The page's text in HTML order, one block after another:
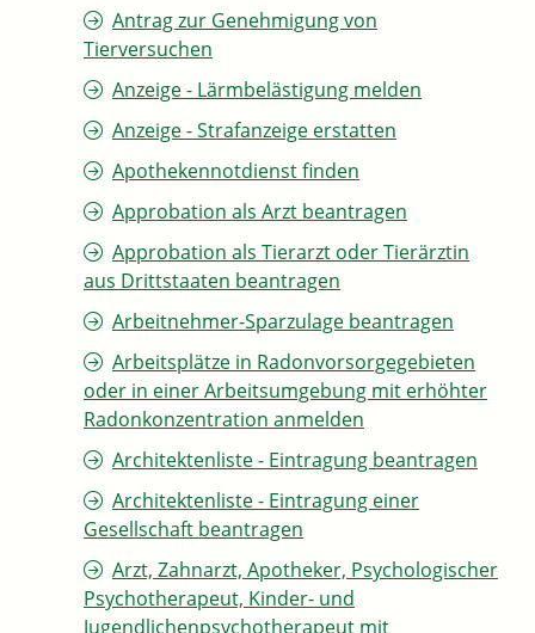
Antrag zur Genehmigung von
Tierversuchen
Anzeige - Lärmbelästigung melden
Anzeige - Strafanzeige erstatten
Apothekennotdienst finden
Approbation als Arzt beantragen
Approbation als Tierarzt oder Tierärztin
aus Drittstaaten beantragen
Arbeitnehmer-Sparzulage beantragen
Arbeitsplätze in Radonvorsorgegebieten
oder in einer Arbeitsumgebung mit erhöhter
Radonkonzentration anmelden
Architektenliste - Eintragung beantragen
Architektenliste - Eintragung einer
Gesellschaft beantragen
Arzt, Zahnarzt, Apotheker, Psychologischer
Psychotherapeut, Kinder- und
Jugendlichenpsychotherapeut mit